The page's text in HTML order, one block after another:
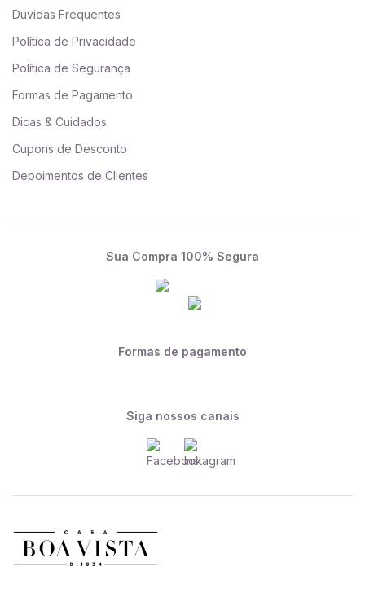
Dúvidas Frequentes
Política de Privacidade
Política de Segurança
Formas de Pagamento
Dicas & Cuidados
Cupons de Desconto
Depoimentos de Clientes
Sua Compra 100% Segura
Formas de pagamento
Siga nossos canais